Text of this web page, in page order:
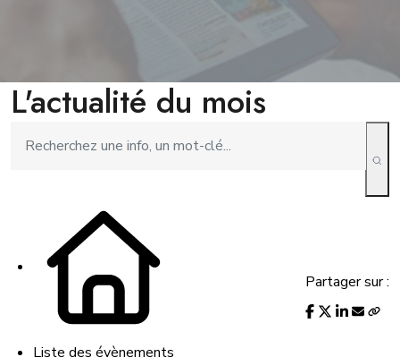
L'actualité du mois
Liste des évènements
Partager sur :